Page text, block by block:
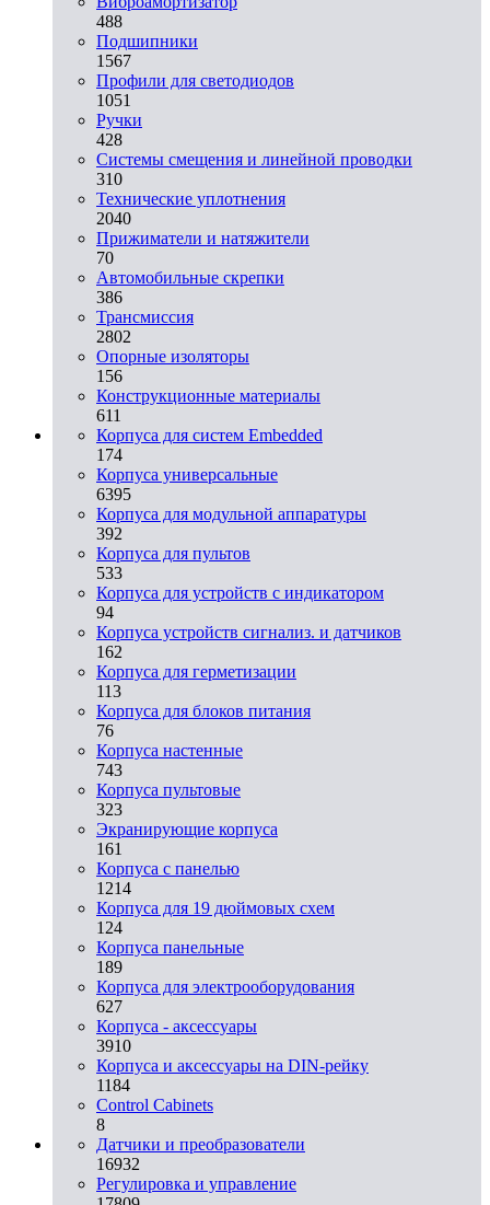
488
Подшипники
1567
Профили для светодиодов
1051
Ручки
428
Системы смещения и линейной проводки
310
Технические уплотнения
2040
Прижиматели и натяжители
70
Автомобильные скрепки
386
Трансмиссия
2802
Опорные изоляторы
156
Конструкционные материалы
611
Корпуса для систем Embedded
174
Корпуса универсальные
6395
Корпуса для модульной аппаратуры
392
Корпуса для пультов
533
Корпуса для устройств с индикатором
94
Корпуса устройств сигнализ. и датчиков
162
Корпуса для герметизации
113
Корпуса для блоков питания
76
Корпуса настенные
743
Корпуса пультовые
323
Экранирующие корпуса
161
Корпуса с панелью
1214
Корпуса для 19 дюймовых схем
124
Корпуса панельные
189
Корпуса для электрооборудования
627
Корпуса - аксессуары
3910
Корпуса и аксессуары на DIN-рейку
1184
Control Cabinets
8
Датчики и преобразователи
16932
Регулировка и управление